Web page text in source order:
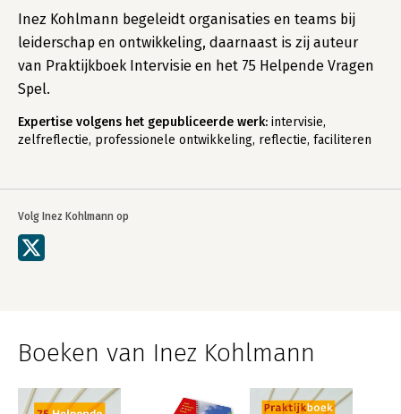
Volg Inez Kohlmann op
Inez Kohlmann begeleidt organisaties en teams bij
leiderschap en ontwikkeling, daarnaast is zij auteur
van Praktijkboek Intervisie en het 75 Helpende Vragen
Spel.
Expertise volgens het gepubliceerde werk: intervisie,
zelfreflectie, professionele ontwikkeling, reflectie, faciliteren
Boeken van Inez Kohlmann